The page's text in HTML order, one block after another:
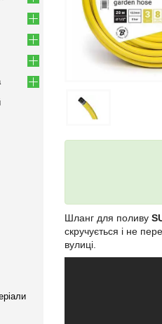
Шланг для поливу
скручується і не
вулиці.